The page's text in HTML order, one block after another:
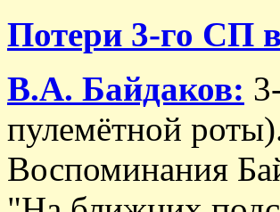
Потери 3-го СП
В.А. Байдаков:
пулемётной
Воспоминания